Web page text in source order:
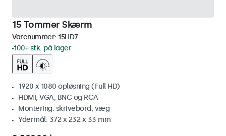
15 Tommer Skærm
Varenummer: 15HD7
100+ stk. på lager
1920 x 1080 opløsning (Full HD)
HDMI, VGA, BNC og RCA
Montering: skrivebord, væg
Ydermål: 372 x 232 x 33 mm